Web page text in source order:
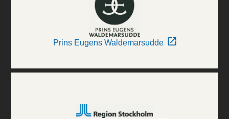
Prins Eugens Waldemarsudde